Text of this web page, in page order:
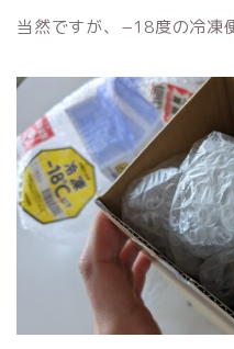
当然ですが、−18度の冷凍